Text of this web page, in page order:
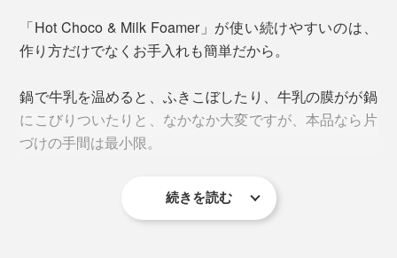
塩をひとふりすると、コクが増してカカオの苦味が隠れ
るので、お試しを。甘味が欲しい場合は、ハチミツやマ
シュマロを添えるのがおすすめです。
しばらくすると、中身が温まりながらぐるぐると回り出
し、なめらかに泡立ってできあがり。ふきこぼれの心配
なめらかさの秘密は、ガラスのカップの底についている
「フローサー」。加熱しながら攪拌し、空気を取り込む
「Hot Choco & Milk Foamer」が使い続けやすいのは、
作り方だけでなくお手入れも簡単だから。
鍋で牛乳を温めると、ふきこぼしたり、牛乳の膜がが鍋
にこびりついたりと、なかなか大変ですが、本品なら片
づけの手間は最小限。
カップはガラス製。フタ、ストレーナー、カバー、パッ
続きを読む